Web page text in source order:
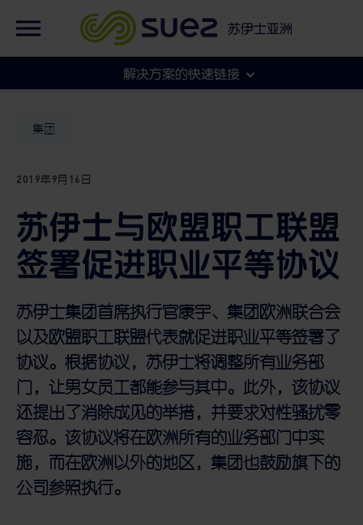
苏伊士亚洲
集团官网
解决方案的快速链接
市政
工商
集团
2019年9月16日
苏伊士与欧盟职工联盟
签署促进职业平等协议
苏伊士集团首席执行官康宇、集团欧洲联合会
以及欧盟职工联盟代表就促进职业平等签署了
协议。根据协议，苏伊士将调整所有业务部
门，让男女员工都能参与其中。此外，该协议
还提出了消除成见的举措，并要求对性骚扰零
容忍。该协议将在欧洲所有的业务部门中实
施，而在欧洲以外的地区，集团也鼓励旗下的
公司参照执行。